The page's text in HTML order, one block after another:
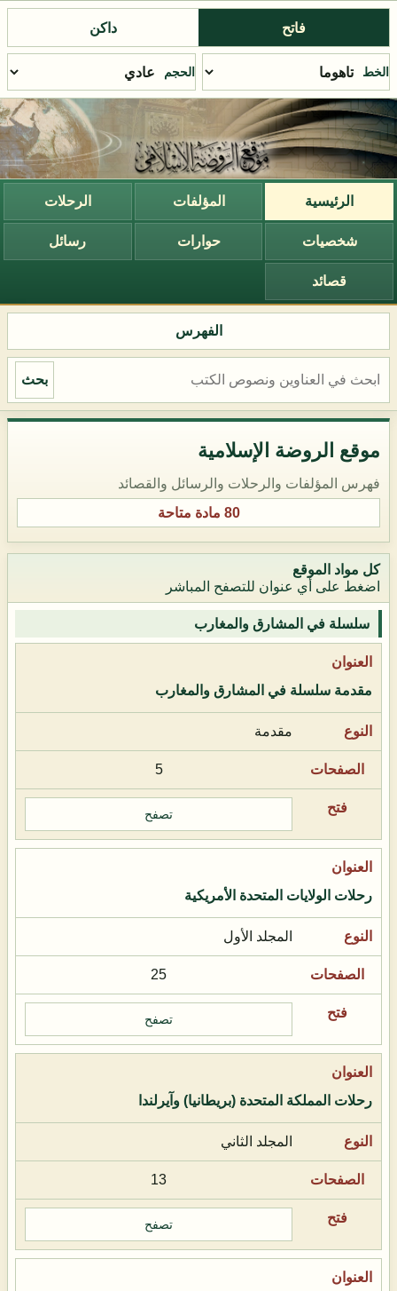
فاتح داكن
الخط الحجم
الرئيسية المؤلفات الرحلات
شخصيات حوارات رسائل
قصائد
الفهرس
بحث
موقع الروضة الإسلامية
فهرس المؤلفات والرحلات والرسائل والقصائد
80 مادة متاحة
كل مواد الموقع
اضغط على أي عنوان للتصفح المباشر
سلسلة في المشارق والمغارب
مقدمة سلسلة في المشارق والمغارب
مقدمة
5
تصفح
رحلات الولايات المتحدة الأمريكية
المجلد الأول
25
تصفح
رحلات المملكة المتحدة (بريطانيا) وآيرلندا
المجلد الثاني
13
تصفح